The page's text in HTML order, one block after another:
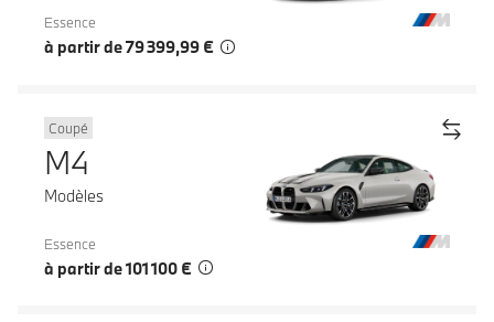
Essence
à partir de 79 399,99 €
Coupé
M4
Modèles
Essence
à partir de 101 100 €